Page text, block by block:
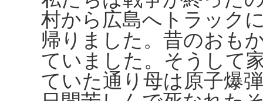
村から広島へトラック
帰りました。昔のおも
ていました。そうして
ていた通り母は原子爆